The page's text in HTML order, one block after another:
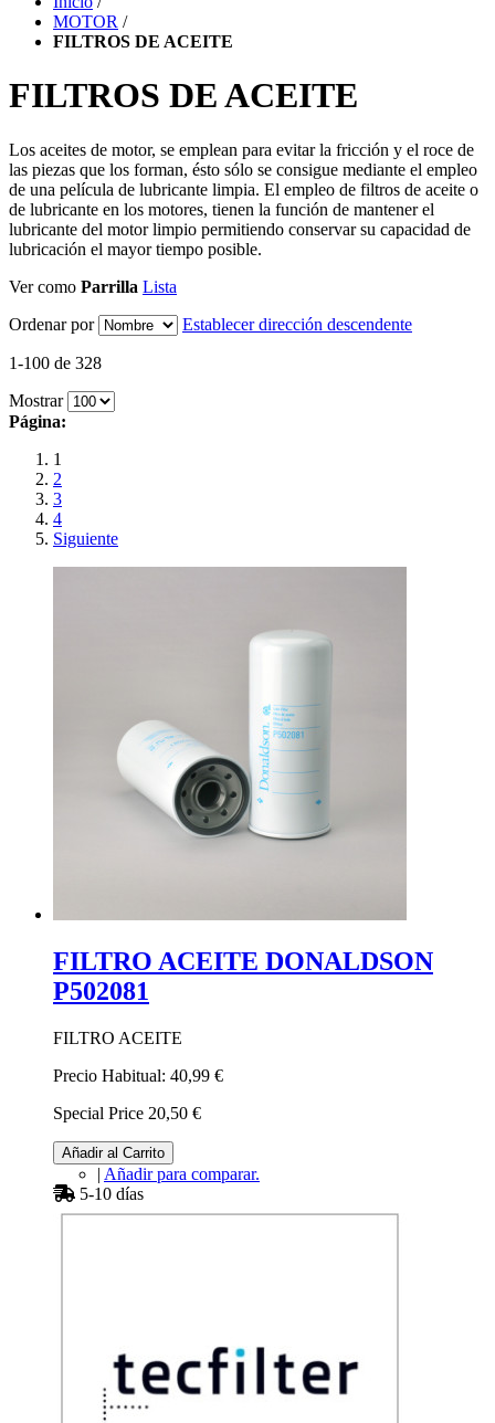
MOTOR /
FILTROS DE ACEITE
FILTROS DE ACEITE
Los aceites de motor, se emplean para evitar la fricción y el roce de
las piezas que los forman, ésto sólo se consigue mediante el empleo
de una película de lubricante limpia. El empleo de filtros de aceite o
de lubricante en los motores, tienen la función de mantener el
lubricante del motor limpio permitiendo conservar su capacidad de
lubricación el mayor tiempo posible.
Ver como Parrilla Lista
Ordenar por
Establecer dirección descendente
1-100 de 328
Mostrar
Página:
1
2
3
4
Siguiente
FILTRO ACEITE DONALDSON
P502081
FILTRO ACEITE
Precio Habitual: 40,99 €
Special Price 20,50 €
Añadir al Carrito
| Añadir para comparar.
5-10 días